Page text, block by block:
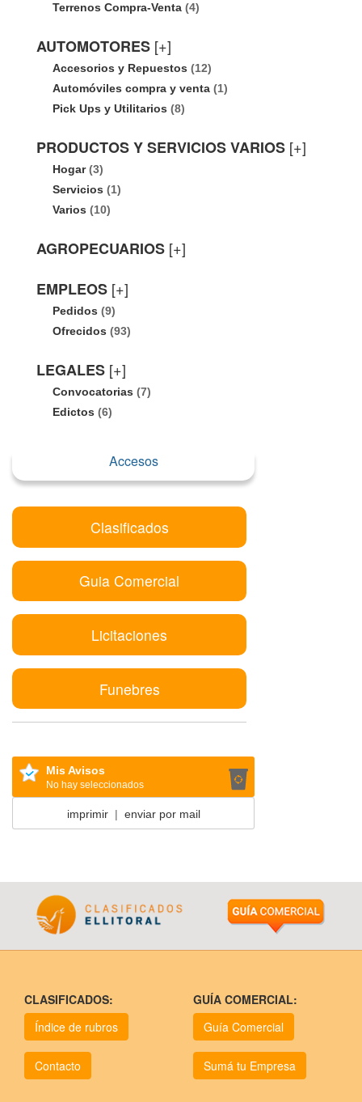
Terrenos Compra-Venta (4)
AUTOMOTORES [+]
Accesorios y Repuestos (12)
Automóviles compra y venta (1)
Pick Ups y Utilitarios (8)
PRODUCTOS Y SERVICIOS VARIOS [+]
Hogar(3)
Servicios (1)
Varios (10)
AGROPECUARIOS [+]
EMPLEOS [+]
Pedidos (9)
Ofrecidos (93)
LEGALES [+]
Convocatorias (7)
Edictos (6)
Accesos
Clasificados
Guia Comercial
Licitaciones
Funebres
Mis Avisos
No hay seleccionados
imprimir| enviar por mail
CLASIFICADOS:
Índice de rubros
Contacto
GUÍA COMERCIAL:
Guía Comercial
Sumá tu Empresa